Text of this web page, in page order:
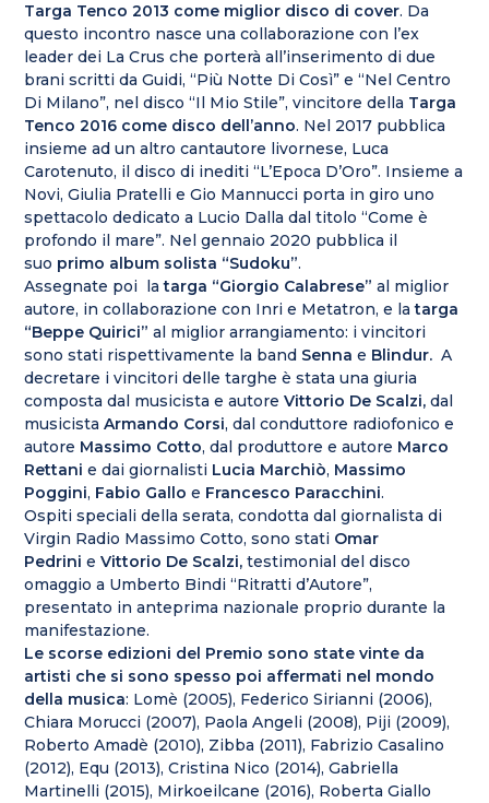
Targa Tenco 2013 come miglior disco di cover. Da
questo incontro nasce una collaborazione con l’ex
leader dei La Crus che porterà all’inserimento di due
brani scritti da Guidi, “Più Notte Di Così” e “Nel Centro
Di Milano”, nel disco “Il Mio Stile”, vincitore della Targa
Tenco 2016 come disco dell’anno. Nel 2017 pubblica
insieme ad un altro cantautore livornese, Luca
Carotenuto, il disco di inediti “L’Epoca D’Oro”. Insieme a
Novi, Giulia Pratelli e Gio Mannucci porta in giro uno
spettacolo dedicato a Lucio Dalla dal titolo “Come è
profondo il mare”. Nel gennaio 2020 pubblica il
suo primo album solista “Sudoku”.
Assegnate poi latarga “Giorgio Calabrese” al miglior
autore, in collaborazione con Inri e Metatron, e latarga
“Beppe Quirici” al miglior arrangiamento: i vincitori
sono stati rispettivamente la band Senna e Blindur. A
decretare i vincitori delle targhe è stata una giuria
composta dal musicista e autoreVittorio De Scalzi, dal
musicistaArmando Corsi, dal conduttore radiofonico e
autore Massimo Cotto, dal produttore e autore Marco
Rettani e dai giornalisti Lucia Marchiò, Massimo
Poggini, Fabio Gallo e Francesco Paracchini.
Ospiti speciali della serata, condotta dal giornalista di
Virgin Radio Massimo Cotto, sono stati Omar
Pedrini eVittorio De Scalzi, testimonial del disco
omaggio a Umberto Bindi “Ritratti d’Autore”,
presentato in anteprima nazionale proprio durante la
manifestazione.
Le scorse edizioni del Premio sono state vinte da
artisti che si sono spesso poi affermati nel mondo
della musica: Lomè (2005), Federico Sirianni (2006),
Chiara Morucci (2007), Paola Angeli (2008), Piji (2009),
Roberto Amadè (2010), Zibba (2011), Fabrizio Casalino
(2012), Equ (2013), Cristina Nico (2014), Gabriella
Martinelli (2015), Mirkoeilcane (2016), Roberta Giallo